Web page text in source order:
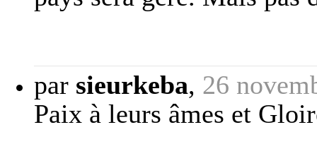
par sieurkeba, 26
Paix à leurs âmes et